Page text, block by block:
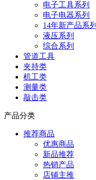
电子工具系列
电子电器系列
14年新产品系列
液压系列
综合系列
管道工具
夹持类
机工类
测量类
敲击类
产品分类
推荐商品
优惠商品
新品推荐
热销产品
店铺主推